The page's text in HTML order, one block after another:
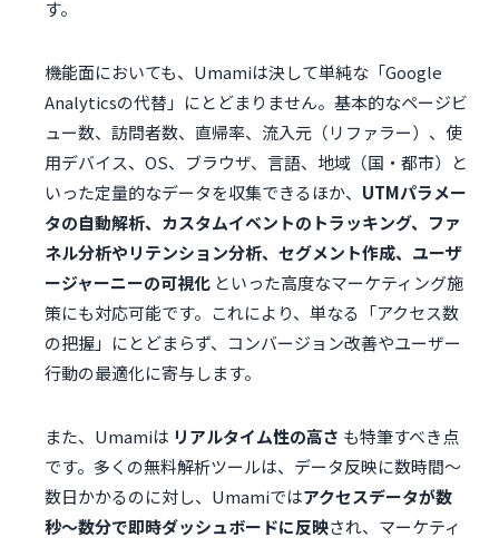
す。
機能面においても、Umamiは決して単純な「Google
Analyticsの代替」にとどまりません。基本的なページビ
ュー数、訪問者数、直帰率、流入元（リファラー）、使
用デバイス、OS、ブラウザ、言語、地域（国・都市）と
いった定量的なデータを収集できるほか、 UTMパラメー
タの自動解析、カスタムイベントのトラッキング、ファ
ネル分析やリテンション分析、セグメント作成、ユーザ
ージャーニーの可視化 といった高度なマーケティング施
策にも対応可能です。これにより、単なる「アクセス数
の把握」にとどまらず、コンバージョン改善やユーザー
行動の最適化に寄与します。
また、Umamiは リアルタイム性の高さ も特筆すべき点
です。多くの無料解析ツールは、データ反映に数時間〜
数日かかるのに対し、Umamiではアクセスデータが数
秒〜数分で即時ダッシュボードに反映され、マーケティ